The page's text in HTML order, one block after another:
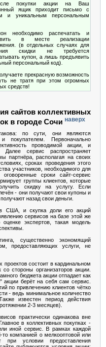
покупки акции на Ваш
ящик приходит письмо с
и уникальным персональным
необходимо распечатать и
в месте реализации
(в отдельных случаях для
скидки не требуется
купон, а лишь предъявить
персональный код).
прекрасную возможность
не тратя при этом огромных
средств!
сайтов коллективных
в городе Сочи наверх
по сути, они являются
покупателем. Первоначально
проводимой акции, и
Далее сервис распространяет
партнёра, располагая на своих
сроках проведения этого
участников, необходимого для
сроки сайт-сервис
группы клиентов, которые
скидку на услугу. Если
- они получают свои купоны и
назад свои деньги.
США, и скупка доли его акций
сервисов на базе этой же
экспертов, такая модель
существенно экономящий
предоставляющих услуги, не
состоит в кардинальном
стороны организаторов акции.
бюджета акции отпадает как
акции берёт на себя сам сервис.
по привлечению клиентов чётко
- ведь минимальное количество
известен период действия
2-3 месяцев).
практически одинакова вне
в коллективных покупках -
иной сервис. В рамках каждой
то компанией о мелкооптовой или
условии предоставления